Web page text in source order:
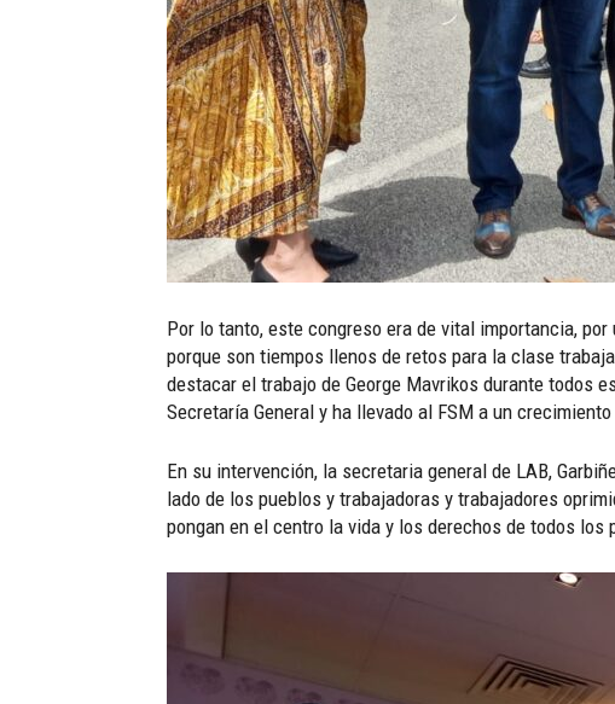
Por lo tanto, este congreso era de vital importancia,
porque son tiempos llenos de retos para la clase
destacar el trabajo de George Mavrikos durante todos
Secretaría General y ha llevado al FSM a un
En su intervención, la secretaria general de LAB,
lado de los pueblos y trabajadoras y trabajadores
pongan en el centro la vida y los derechos de todos